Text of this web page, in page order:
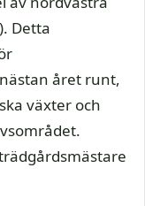
Detta
året runt,
växter och